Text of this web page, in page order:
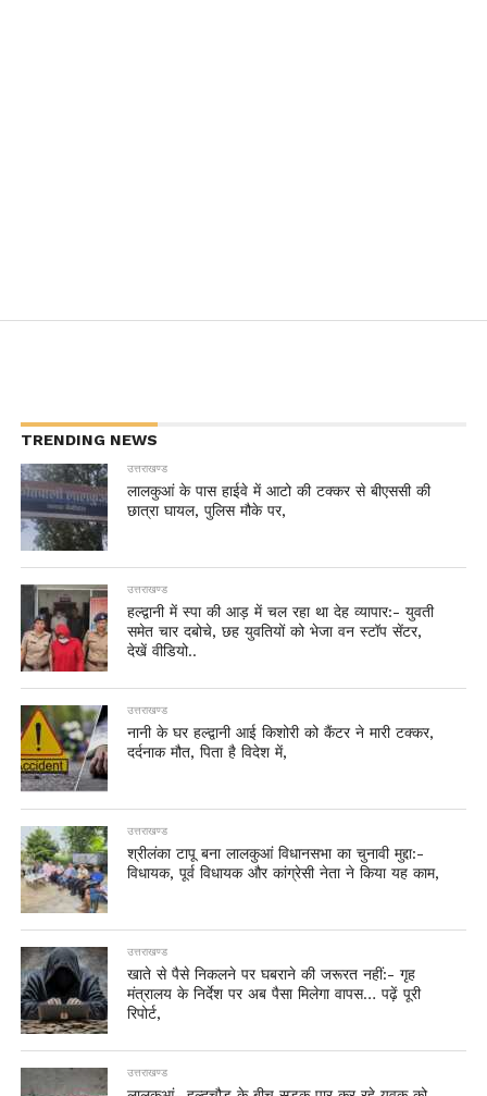
TRENDING NEWS
उत्तराखण्ड
लालकुआं के पास हाईवे में आटो की टक्कर से बीएससी की
छात्रा घायल, पुलिस मौके पर,
उत्तराखण्ड
हल्द्वानी में स्पा की आड़ में चल रहा था देह व्यापार:- युवती
समेत चार दबोचे, छह युवतियों को भेजा वन स्टॉप सेंटर,
देखें वीडियो..
उत्तराखण्ड
नानी के घर हल्द्वानी आई किशोरी को कैंटर ने मारी टक्कर,
दर्दनाक मौत, पिता है विदेश में,
उत्तराखण्ड
श्रीलंका टापू बना लालकुआं विधानसभा का चुनावी मुद्दा:-
विधायक, पूर्व विधायक और कांग्रेसी नेता ने किया यह काम,
उत्तराखण्ड
खाते से पैसे निकलने पर घबराने की जरूरत नहीं:- गृह
मंत्रालय के निर्देश पर अब पैसा मिलेगा वापस… पढ़ें पूरी
रिपोर्ट,
उत्तराखण्ड